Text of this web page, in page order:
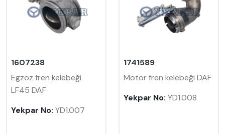
1607238
Egzoz fren kelebeği
LF45 DAF
Yekpar No: YD1.007
1741589
Motor fren kelebeği DAF
Yekpar No: YD1.008